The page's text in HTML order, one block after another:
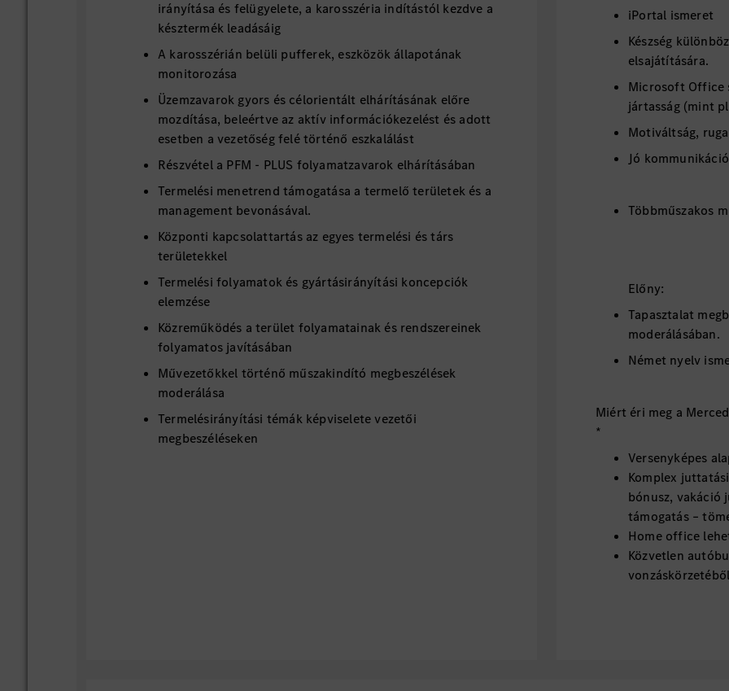
irányítása és felügyelete, a karosszéria indítástól kezdve a
késztermék leadásáig
A karosszérián belüli pufferek, eszközök állapotának
monitorozása
Üzemzavarok gyors és célorientált elhárításának előre
mozdítása, beleértve az aktív információkezelést és adott
esetben a vezetőség felé történő eszkalálást
Részvétel a PFM - PLUS folyamatzavarok elhárításában
Termelési menetrend támogatása a termelő területek és a
management bevonásával.
Központi kapcsolattartás az egyes termelési és társ
területekkel
Termelési folyamatok és gyártásirányítási koncepciók
elemzése
Közreműködés a terület folyamatainak és rendszereinek
folyamatos javításában
Művezetőkkel történő műszakindító megbeszélések
moderálása
Termelésirányítási témák képviselete vezetői
megbeszéléseken
iPortal ismeret
Készség
elsajátítására.
Microsoft Office
jártasság (mint
Motiváltság,
Jó
Többműszakos
Előny:
Tapasztalat
moderálásában.
Német nyelv
Miért éri meg a
*
Versenyképes
Komplex
bónusz, vakáció
támogatás –
Home office
Közvetlen
vonzáskörzetéből